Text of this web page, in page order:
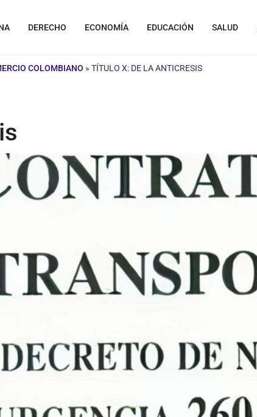
DERECHO ECONOMÍA EDUCACIÓN SALUD
COLOMBIANO » TÍTULO X: DE LA ANTICRESIS